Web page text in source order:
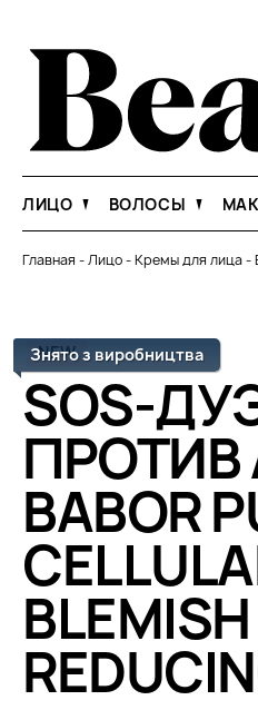
ЛИЦО ВОЛОСЫ
Главная -Лицо-Кремы для лица-
NEW
Знято з виробництва
SOS-
ПРОТИВ
BABOR
BLEMISH